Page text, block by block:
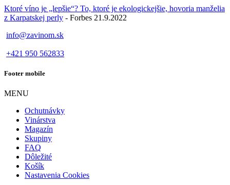
Ktoré víno je „lepšie“? To, ktoré je ekologickejšie, hovoria manželia
z Karpatskej perly - Forbes 21.9.2022
info@zavinom.sk
+421 950 562833
Footer mobile
MENU
Ochutnávky
Vinárstva
Magazín
Skupiny
FAQ
Dôležité
Košík
Nastavenia Cookies